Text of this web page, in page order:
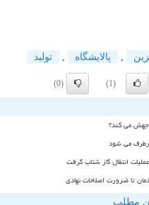
پالایشگاه تولید
(1)
(0)
جهش می کند؟
می شود
تا ضرورت اصلاحات نهادی
مطلب